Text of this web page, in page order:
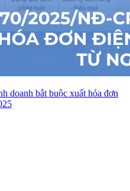
doanh bắt buộc xuất hóa đơn